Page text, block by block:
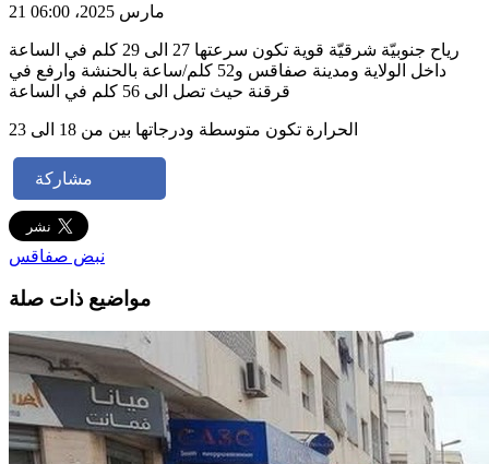
21 مارس 2025، 06:00
رياح جنوبيّة شرقيّة قوية تكون سرعتها 27 الى 29 كلم في الساعة
داخل الولاية ومدينة صفاقس و52 كلم/ساعة بالحنشة وارفع في
قرقنة حيث تصل الى 56 كلم في الساعة
الحرارة تكون متوسطة ودرجاتها بين من 18 الى 23
مشاركة
نبض صفاقس
مواضيع ذات صلة